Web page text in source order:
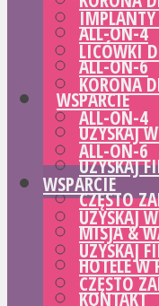
ALL-ON-4
ALL-ON-6
WSPARCIE
UZYSKAJ
UZYSKAJ
CZĘSTO
MISJA &
HOTELE W
KONTAKT
IMPLANTY
LICÓWKI
KORONA
ALL-ON-4
ALL-ON-6
WSPARCIE
UZYSKAJ
UZYSKAJ
CZĘSTO